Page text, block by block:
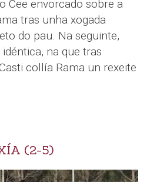
Cee envorcado sobre a
tras unha xogada
do pau. Na seguinte,
na que tras
collía Rama un rexeite
(2-5)